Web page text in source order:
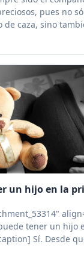
pues no
de caza, sino
e incluso de guí...
un hijo en la
tener un hijo
Sí. Desde
puede eyacular,